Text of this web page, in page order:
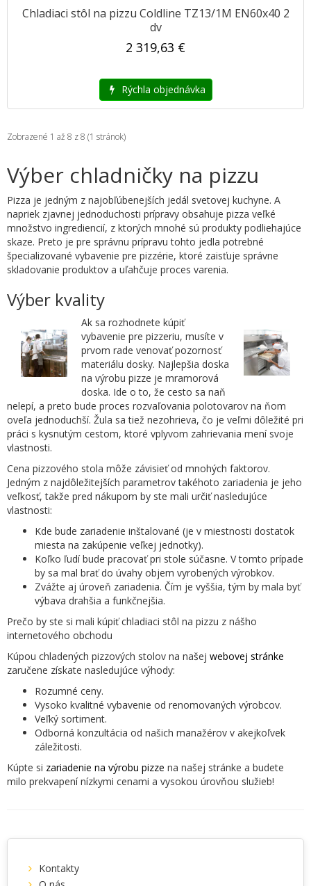
Chladiaci stôl na pizzu Coldline TZ13/1M EN60x40 2
dv
2 319,63 €
Rýchla objednávka
Zobrazené 1 až 8 z 8 (1 stránok)
Výber chladničky na pizzu
Pizza je jedným z najobľúbenejších jedál svetovej kuchyne. A
napriek zjavnej jednoduchosti prípravy obsahuje pizza veľké
množstvo ingrediencií, z ktorých mnohé sú produkty podliehajúce
skaze. Preto je pre správnu prípravu tohto jedla potrebné
špecializované vybavenie pre pizzérie, ktoré zaisťuje správne
skladovanie produktov a uľahčuje proces varenia.
Výber kvality
Ak sa rozhodnete kúpiť
vybavenie pre pizzeriu, musíte v
prvom rade venovať pozornosť
materiálu dosky. Najlepšia doska
na výrobu pizze je mramorová
doska. Ide o to, že cesto sa naň
nelepí, a preto bude proces rozvaľovania polotovarov na ňom
oveľa jednoduchší. Žula sa tiež nezohrieva, čo je veľmi dôležité pri
práci s kysnutým cestom, ktoré vplyvom zahrievania mení svoje
vlastnosti.
Cena pizzového stola môže závisieť od mnohých faktorov.
Jedným z najdôležitejších parametrov takéhoto zariadenia je jeho
veľkosť, takže pred nákupom by ste mali určiť nasledujúce
vlastnosti:
Kde bude zariadenie inštalované (je v miestnosti dostatok
miesta na zakúpenie veľkej jednotky).
Koľko ľudí bude pracovať pri stole súčasne. V tomto prípade
by sa mal brať do úvahy objem vyrobených výrobkov.
Zvážte aj úroveň zariadenia. Čím je vyššia, tým by mala byť
výbava drahšia a funkčnejšia.
Prečo by ste si mali kúpiť chladiaci stôl na pizzu z nášho
internetového obchodu
Kúpou chladených pizzových stolov na našej webovej stránke
zaručene získate nasledujúce výhody:
Rozumné ceny.
Vysoko kvalitné vybavenie od renomovaných výrobcov.
Veľký sortiment.
Odborná konzultácia od našich manažérov v akejkoľvek
záležitosti.
Kúpte si zariadenie na výrobu pizze na našej stránke a budete
milo prekvapení nízkymi cenami a vysokou úrovňou služieb!
Kontakty